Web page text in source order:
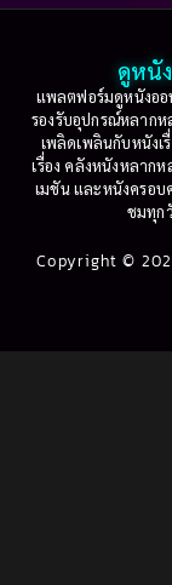
2003
2001
1999
1997
1995
1993
1991
ดูหนั
แพลตฟอร์มดูหนังออ
รองรับอุปกรณ์หลาก
เพลิดเพลินกับหนังเ
เรื่อง คลังหนังหลาก
เมชัน และหนังครอบ
ชมทุก
Copyright ©